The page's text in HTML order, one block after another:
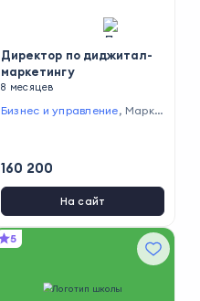
Директор по диджитал-
маркетингу
8 месяцев
Бизнес и управление, Марке
160 200
На сайт
5